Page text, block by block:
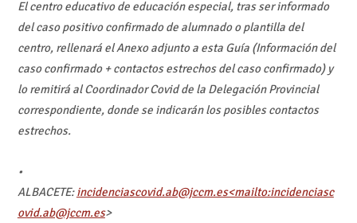
El centro educativo de educación especial, tras ser informado
del caso positivo confirmado de alumnado o plantilla del
centro, rellenará el Anexo adjunto a esta Guía (Información del
caso confirmado + contactos estrechos del caso confirmado) y
lo remitirá al Coordinador Covid de la Delegación Provincial
correspondiente, donde se indicarán los posibles contactos
estrechos.
•
ALBACETE:incidenciascovid.ab@jccm.es<mailto:incidenciasc
ovid.ab@jccm.es>